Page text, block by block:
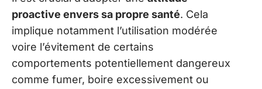
proactive envers sa propre santé. Cela
implique notamment l’utilisation modérée
voire l’évitement de certains
comportements potentiellement dangereux
comme fumer, boire excessivement ou